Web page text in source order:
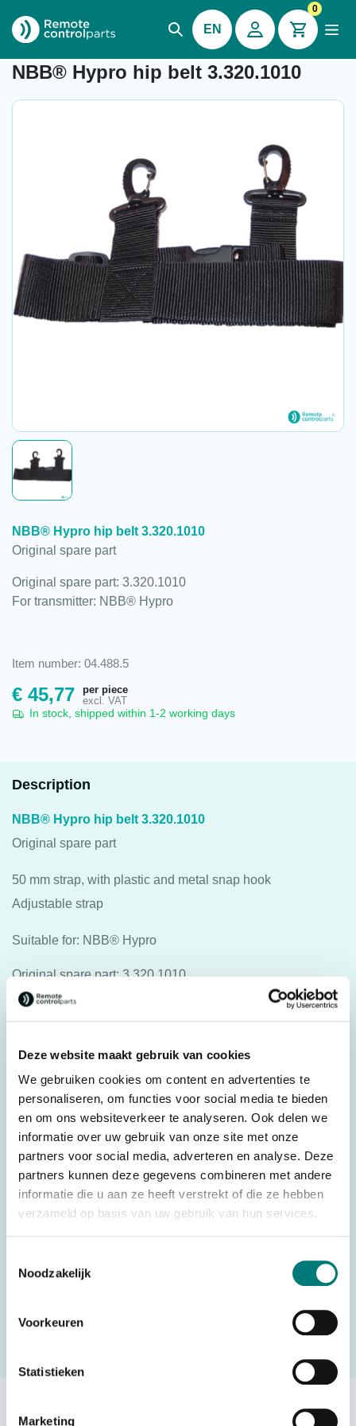
Deze website maakt gebruik van cookies
We gebruiken cookies om content en advertenties te
personaliseren, om functies voor social media te bieden
en om ons websiteverkeer te analyseren. Ook delen we
informatie over uw gebruik van onze site met onze
partners voor social media, adverteren en analyse. Deze
partners kunnen deze gegevens combineren met andere
informatie die u aan ze heeft verstrekt of die ze hebben
verzameld op basis van uw gebruik van hun services.
Noodzakelijk
Voorkeuren
Statistieken
Marketing
EN
0
Item number: 04.488.5
NBB® Hypro hip belt 3.320.1010
NBB® Hypro hip belt 3.320.1010
Original spare part
Original spare part: 3.320.1010
For transmitter: NBB® Hypro
Item number: 04.488.5
€ 45,77
per piece
excl. VAT
In stock, shipped within 1-2 working days
Description
NBB® Hypro hip belt 3.320.1010
Original spare part
50 mm strap, with plastic and metal snap hook
Adjustable strap
Suitable for: NBB® Hypro
Original spare part: 3.320.1010
For transmitter: NBB® Hypro
Specifications
Weight
0,200 kg
NBB®
Parts Belt & holders
Country of Origin (CO) Germany
HS code 6307909300
Would you like to request a quote for this product? Then fill
as possible.